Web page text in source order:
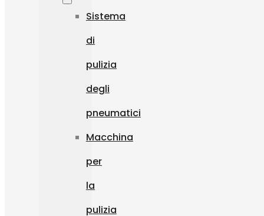
Sistema
di
pulizia
degli
pneumatici
Macchina
per
la
pulizia